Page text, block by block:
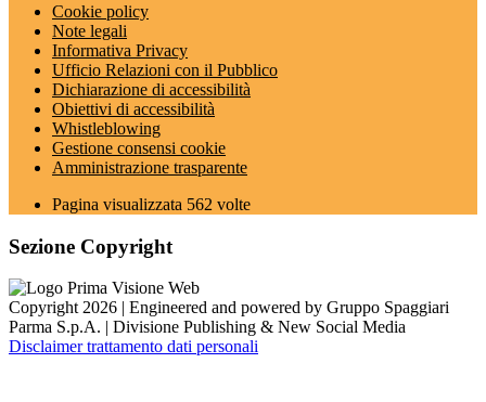
Cookie policy
Note legali
Informativa Privacy
Ufficio Relazioni con il Pubblico
Dichiarazione di accessibilità
Obiettivi di accessibilità
Whistleblowing
Gestione consensi cookie
Amministrazione trasparente
Pagina visualizzata 562 volte
Sezione Copyright
Copyright 2026 | Engineered and powered by Gruppo Spaggiari
Parma S.p.A. | Divisione Publishing & New Social Media
Disclaimer trattamento dati personali